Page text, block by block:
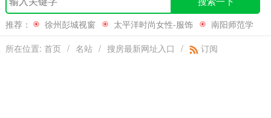
推荐： 徐州彭城视窗 太平洋时尚女性-服饰
南阳师范学
所在位置: 首页 / 名站 / 搜房最新网址入口 / 订阅